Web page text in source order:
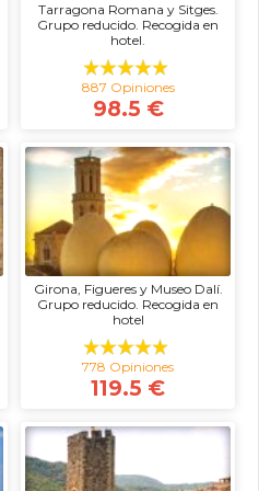
Tarragona Romana y Sitges.
Grupo reducido. Recogida en
hotel.
887 Opiniones
98.5 €
Girona, Figueres y Museo Dalí.
Grupo reducido. Recogida en
hotel
778 Opiniones
119.5 €